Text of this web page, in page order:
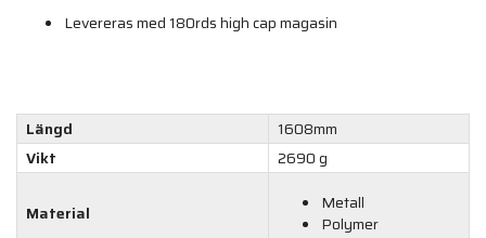
Levereras med 180rds high cap magasin
Längd
1608mm
Vikt
2690 g
Material
Metall
Polymer